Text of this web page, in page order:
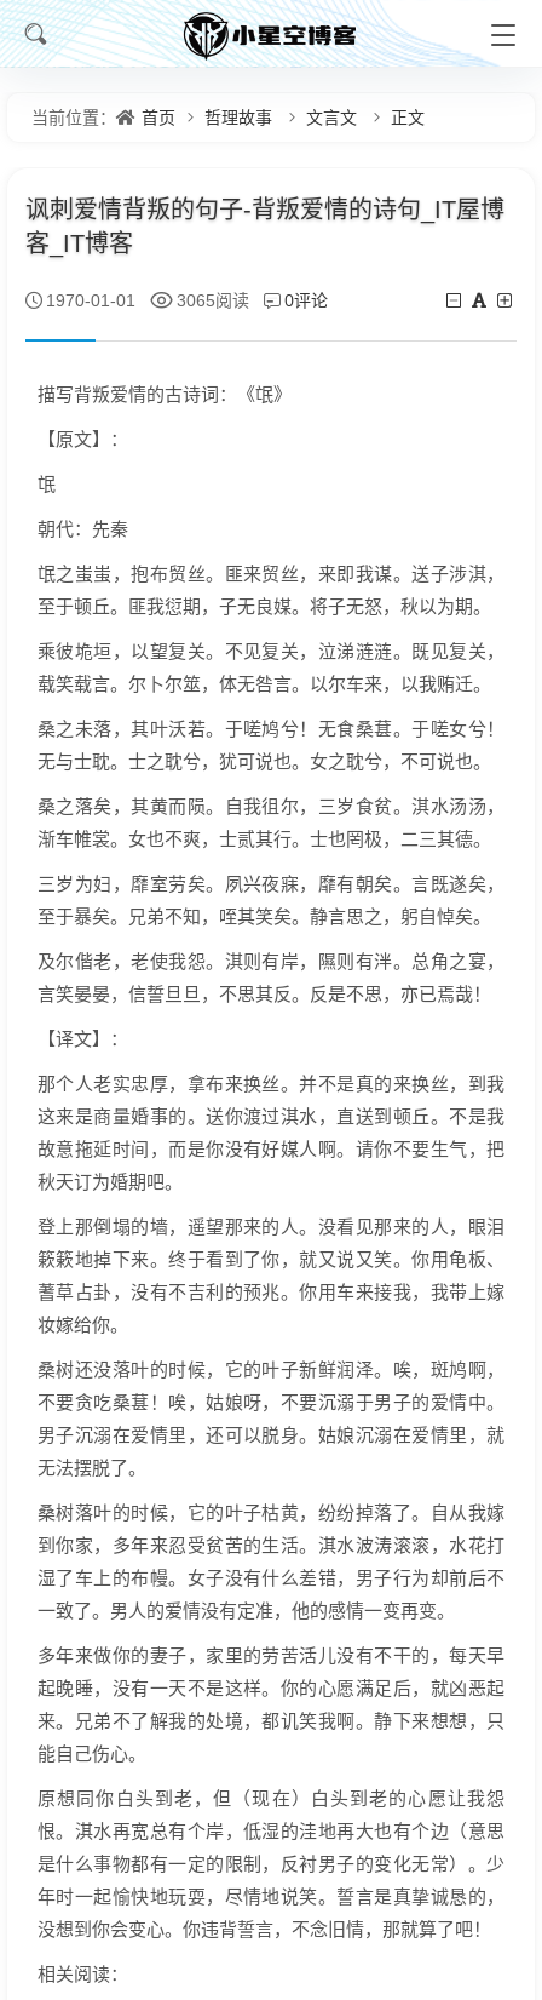
当前位置： 首页 哲理故事 文言文 正文
讽刺爱情背叛的句子-背叛爱情的诗句_IT屋博
客_IT博客
1970-01-01 3065阅读 0评论
描写背叛爱情的古诗词：《氓》
【原文】：
氓
朝代：先秦
氓之蚩蚩，抱布贸丝。匪来贸丝，来即我谋。送子涉淇，
至于顿丘。匪我愆期，子无良媒。将子无怒，秋以为期。
乘彼垝垣，以望复关。不见复关，泣涕涟涟。既见复关，
载笑载言。尔卜尔筮，体无咎言。以尔车来，以我贿迁。
桑之未落，其叶沃若。于嗟鸠兮！无食桑葚。于嗟女兮！
无与士耽。士之耽兮，犹可说也。女之耽兮，不可说也。
桑之落矣，其黄而陨。自我徂尔，三岁食贫。淇水汤汤，
渐车帷裳。女也不爽，士贰其行。士也罔极，二三其德。
三岁为妇，靡室劳矣。夙兴夜寐，靡有朝矣。言既遂矣，
至于暴矣。兄弟不知，咥其笑矣。静言思之，躬自悼矣。
及尔偕老，老使我怨。淇则有岸，隰则有泮。总角之宴，
言笑晏晏，信誓旦旦，不思其反。反是不思，亦已焉哉！
【译文】：
那个人老实忠厚，拿布来换丝。并不是真的来换丝，到我
这来是商量婚事的。送你渡过淇水，直送到顿丘。不是我
故意拖延时间，而是你没有好媒人啊。请你不要生气，把
秋天订为婚期吧。
登上那倒塌的墙，遥望那来的人。没看见那来的人，眼泪
簌簌地掉下来。终于看到了你，就又说又笑。你用龟板、
蓍草占卦，没有不吉利的预兆。你用车来接我，我带上嫁
妆嫁给你。
桑树还没落叶的时候，它的叶子新鲜润泽。唉，斑鸠啊，
不要贪吃桑葚！唉，姑娘呀，不要沉溺于男子的爱情中。
男子沉溺在爱情里，还可以脱身。姑娘沉溺在爱情里，就
无法摆脱了。
桑树落叶的时候，它的叶子枯黄，纷纷掉落了。自从我嫁
到你家，多年来忍受贫苦的生活。淇水波涛滚滚，水花打
湿了车上的布幔。女子没有什么差错，男子行为却前后不
一致了。男人的爱情没有定准，他的感情一变再变。
多年来做你的妻子，家里的劳苦活儿没有不干的，每天早
起晚睡，没有一天不是这样。你的心愿满足后，就凶恶起
来。兄弟不了解我的处境，都讥笑我啊。静下来想想，只
能自己伤心。
原想同你白头到老，但（现在）白头到老的心愿让我怨
恨。淇水再宽总有个岸，低湿的洼地再大也有个边（意思
是什么事物都有一定的限制，反衬男子的变化无常）。少
年时一起愉快地玩耍，尽情地说笑。誓言是真挚诚恳的，
没想到你会变心。你违背誓言，不念旧情，那就算了吧！
相关阅读：